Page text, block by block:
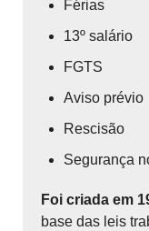
Férias
13º salário
FGTS
Aviso prévio
Rescisão
Segurança
Foi criada em
base das leis